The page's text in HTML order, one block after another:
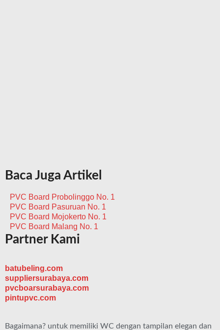
Baca Juga Artikel
PVC Board Probolinggo No. 1
PVC Board Pasuruan No. 1
PVC Board Mojokerto No. 1
PVC Board Malang No. 1
Partner Kami
batubeling.com
suppliersurabaya.com
pvcboarsurabaya.com
pintupvc.com
Bagaimana? untuk memiliki WC dengan tampilan elegan dan